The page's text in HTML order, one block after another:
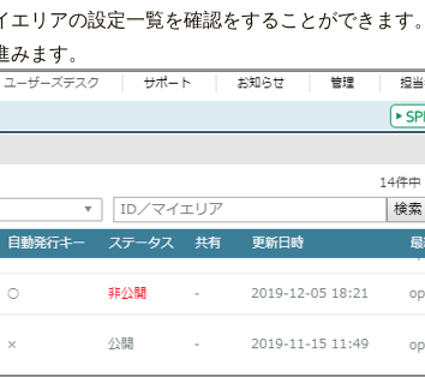
リアの設定一覧を確認をすることができます。
ます。